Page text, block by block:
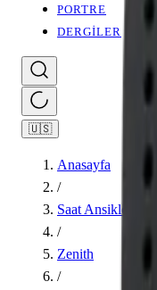
PORTRE
DERGİLER
🇺🇸
Anasayfa
/
Saat Ansiklopedisi
/
Zenith
/